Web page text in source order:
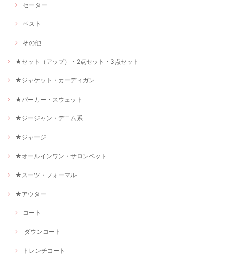
セーター
ベスト
その他
★セット（アップ）・2点セット・3点セット
★ジャケット・カーディガン
★パーカー・スウェット
★ジージャン・デニム系
★ジャージ
★オールインワン・サロンペット
★スーツ・フォーマル
★アウター
コート
ダウンコート
トレンチコート